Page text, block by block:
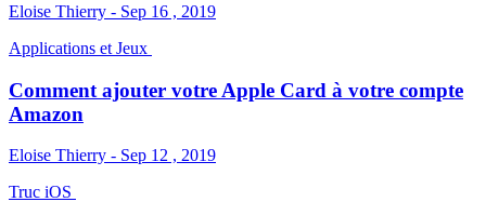
Eloise Thierry - Sep 16 , 2019
Applications et Jeux
Comment ajouter votre Apple Card à votre compte
Amazon
Eloise Thierry - Sep 12 , 2019
Truc iOS